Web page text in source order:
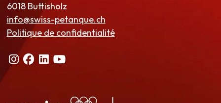
6018 Buttisholz
info@swiss-petanque.ch
Politique de confidentialité